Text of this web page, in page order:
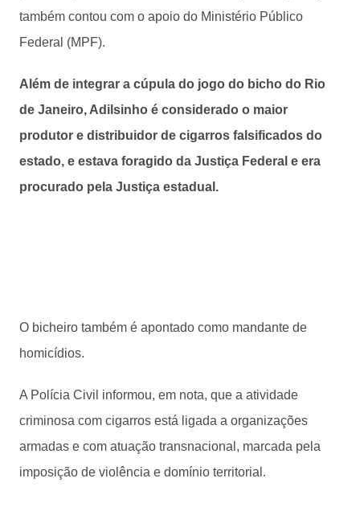
também contou com o apoio do Ministério Público
Federal (MPF).
Além de integrar a cúpula do jogo do bicho do Rio
de Janeiro, Adilsinho é considerado o maior
produtor e distribuidor de cigarros falsificados do
estado, e estava foragido da Justiça Federal e era
procurado pela Justiça estadual.
O bicheiro também é apontado como mandante de
homicídios.
A Polícia Civil informou, em nota, que a atividade
criminosa com cigarros está ligada a organizações
armadas e com atuação transnacional, marcada pela
imposição de violência e domínio territorial.